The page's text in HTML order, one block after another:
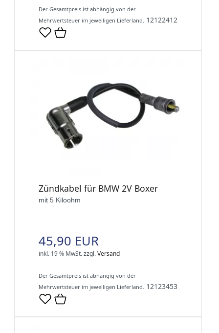
Der Gesamtpreis ist abhängig von der
Mehrwertsteuer im jeweiligen Lieferland. 12122412
Zündkabel für BMW 2V Boxer
mit 5 Kiloohm
45,90 EUR
inkl. 19 % MwSt.zzgl.Versand
Der Gesamtpreis ist abhängig von der
Mehrwertsteuer im jeweiligen Lieferland. 12123453